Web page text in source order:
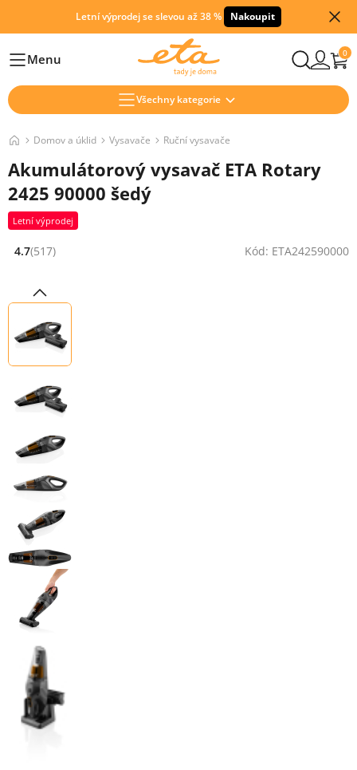
Letní výprodej se slevou až 38 % Nakoupit
HlavníMenu 0
Všechny kategorie
Domov a úklid Vysavače Ruční vysavače
Akumulátorový vysavač ETA Rotary
2425 90000 šedý
Letní výprodej
Hodnocení: 4.7 z 5 (517 recenzí)
4.7(517) Kód: ETA242590000